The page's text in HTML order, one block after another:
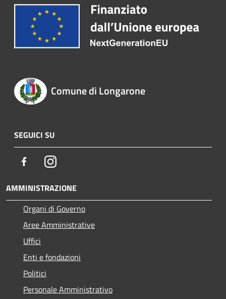
Comune di Longarone
SEGUICI SU
FacebookInstagram
AMMINISTRAZIONE
Organi di Governo
Aree Amministrative
Uffici
Enti e fondazioni
Politici
Personale Amministrativo